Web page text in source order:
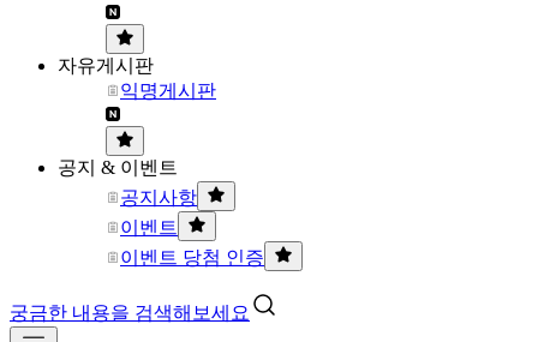
자유게시판
익명게시판
공지 & 이벤트
공지사항
이벤트
이벤트 당첨 인증
궁금한 내용을 검색해보세요